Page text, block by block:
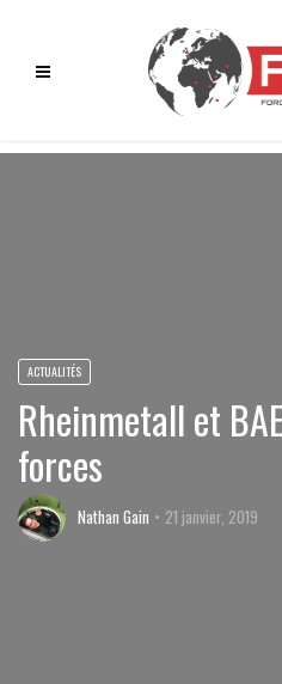
ACTUALITÉS
Rheinmetall et
forces
Nathan Gain 21 janvier, 2019